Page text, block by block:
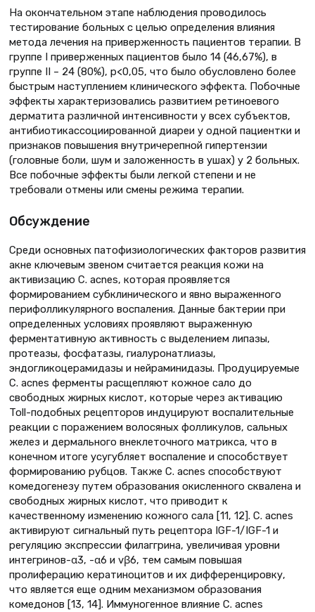
На окончательном этапе наблюдения проводилось
тестирование больных с целью определения влияния
метода лечения на приверженность пациентов терапии. В
группе I приверженных пациентов было 14 (46,67%), в
группе II – 24 (80%), р<0,05, что было обусловлено более
быстрым наступлением клинического эффекта. Побочные
эффекты характеризовались развитием ретиноевого
дерматита различной интенсивности у всех субъектов,
антибиотикассоциированной диареи у одной пациентки и
признаков повышения внутричерепной гипертензии
(головные боли, шум и заложенность в ушах) у 2 больных.
Все побочные эффекты были легкой степени и не
требовали отмены или смены режима терапии.
Обсуждение
Среди основных патофизиологических факторов развития
акне ключевым звеном считается реакция кожи на
активизацию C. acnes, которая проявляется
формированием субклинического и явно выраженного
перифолликулярного воспаления. Данные бактерии при
определенных условиях проявляют выраженную
ферментативную активность с выделением липазы,
протеазы, фосфатазы, гиалуронатлиазы,
эндогликоцерамидазы и нейраминидазы. Продуцируемые
C. acnes ферменты расщепляют кожное сало до
свободных жирных кислот, которые через активацию
Toll-подобных рецепторов индуцируют воспалительные
реакции с поражением волосяных фолликулов, сальных
желез и дермального внеклеточного матрикса, что в
конечном итоге усугубляет воспаление и способствует
формированию рубцов. Также C. acnes способствуют
комедогенезу путем образования окисленного сквалена и
свободных жирных кислот, что приводит к
качественному изменению кожного сала [11, 12]. C. acnes
активируют сигнальный путь рецептора IGF-1/IGF-1 и
регуляцию экспрессии филаггрина, увеличивая уровни
интегринов-α3, -α6 и vβ6, тем самым повышая
пролиферацию кератиноцитов и их дифференцировку,
что является еще одним механизмом образования
комедонов [13, 14]. Иммуногенное влияние C. acnes